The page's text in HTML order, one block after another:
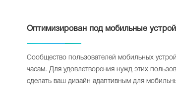
Оптимизирован под мобильные
Сообщество пользователей мобильных
часам. Для удовлетворения нужд этих
сделать ваш дизайн адаптивным для